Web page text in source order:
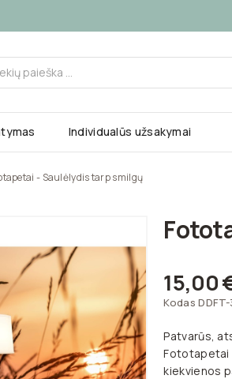
Individualūs užsakymai
- Saulėlydis tarp smilgų
15,00
Kodas
Patvarūs,
Fototapetai
kiekvienos